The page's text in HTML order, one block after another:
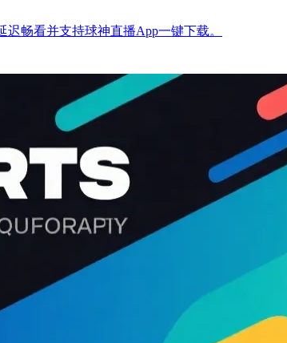
畅看并支持球神直播App一键下载。